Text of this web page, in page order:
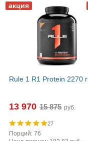
Rule 1 R1 Protein 2270 г
13 970 руб.
27
Порций: 76